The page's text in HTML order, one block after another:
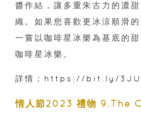
醬作結，讓多重朱古力的濃
織。如果您喜歡更冰涼順滑
一嘗以咖啡星冰樂為基底的
咖啡星冰樂。
詳情： https://bit.ly/
情人節2023 禮物 9.The